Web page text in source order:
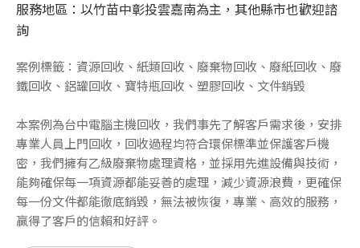
服務地區：以竹苗中彰投雲嘉南為主，其他縣市也歡迎諮
詢
案例標籤：資源回收、紙類回收、廢棄物回收、廢紙回收、廢
鐵回收、鋁罐回收、寶特瓶回收、塑膠回收、文件銷毀
本案例為台中電腦主機回收，我們事先了解客戶需求後，安排
專業人員上門回收，回收過程均符合環保標準並保護客戶機
密，我們擁有乙級廢棄物處理資格，並採用先進設備與技術，
能夠確保每一項資源都能妥善的處理，減少資源浪費，更確保
每一份文件都能徹底銷毀，無法被恢復，專業、高效的服務，
贏得了客戶的信賴和好評。